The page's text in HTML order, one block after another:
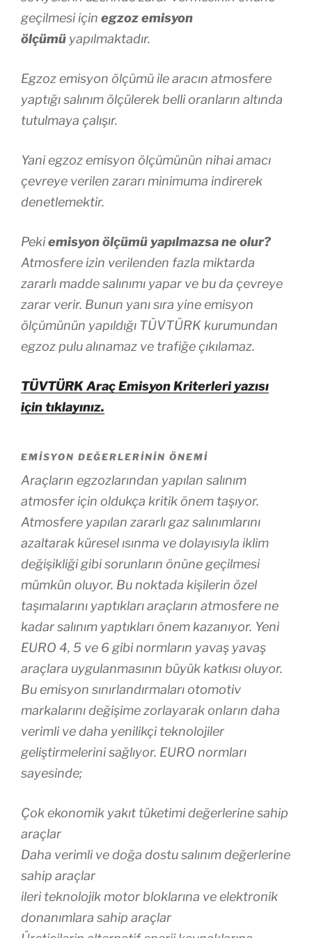
geçilmesi için egzoz emisyon
ölçümü yapılmaktadır.
Egzoz emisyon ölçümü ile aracın atmosfere
yaptığı salınım ölçülerek belli oranların altında
tutulmaya çalışır.
Yani egzoz emisyon ölçümünün nihai amacı
çevreye verilen zararı minimuma indirerek
denetlemektir.
Pekiemisyon ölçümü yapılmazsa ne olur?
Atmosfere izin verilenden fazla miktarda
zararlı madde salınımı yapar ve bu da çevreye
zarar verir. Bunun yanı sıra yine emisyon
ölçümünün yapıldığı TÜVTÜRK kurumundan
egzoz pulu alınamaz ve trafiğe çıkılamaz.
TÜVTÜRK Araç Emisyon Kriterleri yazısı
için tıklayınız.
EMISYON DEĞERLERININ ÖNEMI
Araçların egzozlarından yapılan salınım
atmosfer için oldukça kritik önem taşıyor.
Atmosfere yapılan zararlı gaz salınımlarını
azaltarak küresel ısınma ve dolayısıyla iklim
değişikliği gibi sorunların önüne geçilmesi
mümkün oluyor. Bu noktada kişilerin özel
taşımalarını yaptıkları araçların atmosfere ne
kadar salınım yaptıkları önem kazanıyor. Yeni
EURO 4, 5 ve 6 gibi normların yavaş yavaş
araçlara uygulanmasının büyük katkısı oluyor.
Bu emisyon sınırlandırmaları otomotiv
markalarını değişime zorlayarak onların daha
verimli ve daha yenilikçi teknolojiler
geliştirmelerini sağlıyor. EURO normları
sayesinde;
Çok ekonomik yakıt tüketimi değerlerine sahip
araçlar
Daha verimli ve doğa dostu salınım değerlerine
sahip araçlar
ileri teknolojik motor bloklarına ve elektronik
donanımlara sahip araçlar